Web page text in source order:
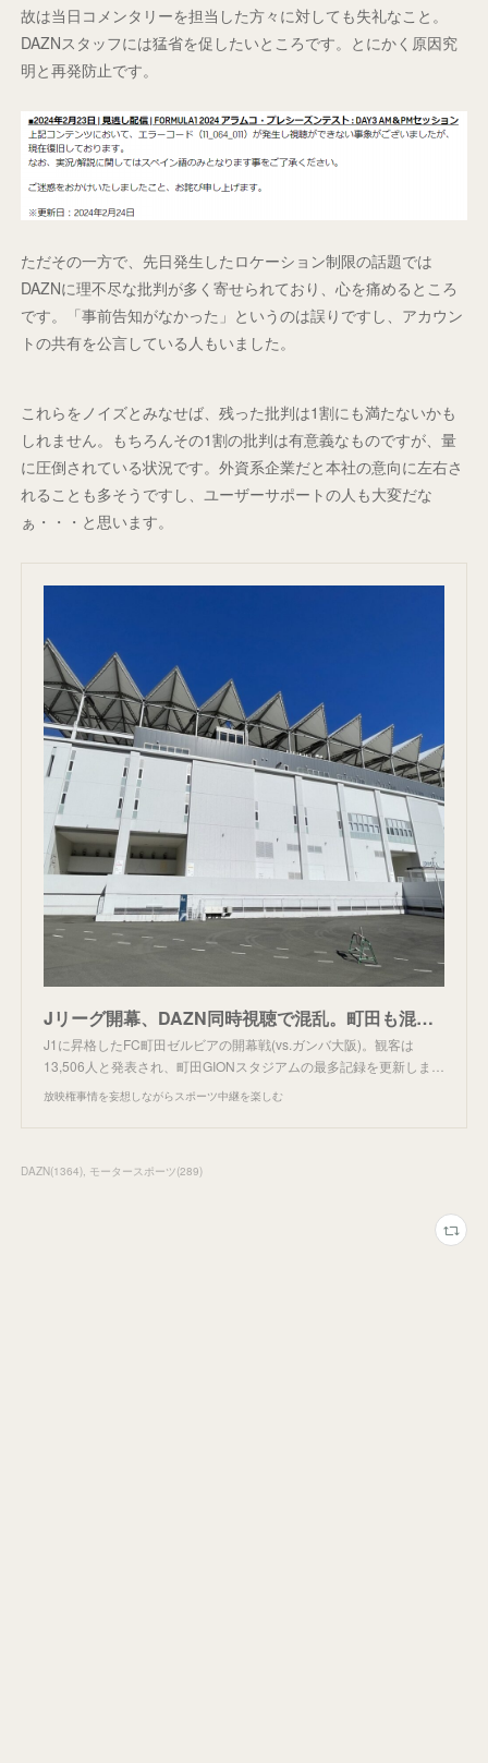
故は当日コメンタリーを担当した方々に対しても失礼なこと。
DAZNスタッフには猛省を促したいところです。とにかく原因究
明と再発防止です。
ただその一方で、先日発生したロケーション制限の話題では
DAZNに理不尽な批判が多く寄せられており、心を痛めるところ
です。「事前告知がなかった」というのは誤りですし、アカウン
トの共有を公言している人もいました。
これらをノイズとみなせば、残った批判は1割にも満たないかも
しれません。もちろんその1割の批判は有意義なものですが、量
に圧倒されている状況です。外資系企業だと本社の意向に左右さ
れることも多そうですし、ユーザーサポートの人も大変だな
ぁ・・・と思います。
Jリーグ開幕、DAZN同時視聴で混乱。町田も混乱。
J1に昇格したFC町田ゼルビアの開幕戦(vs.ガンバ大阪)。観客は
13,506人と発表され、町田GIONスタジアムの最多記録を更新しま…
放映権事情を妄想しながらスポーツ中継を楽しむ
DAZN(1364) モータースポーツ(289)